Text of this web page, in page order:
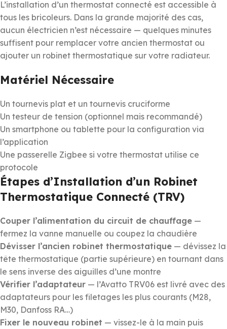
L’installation d’un thermostat connecté est accessible à
tous les bricoleurs. Dans la grande majorité des cas,
aucun électricien n’est nécessaire — quelques minutes
suffisent pour remplacer votre ancien thermostat ou
ajouter un robinet thermostatique sur votre radiateur.
Matériel Nécessaire
Un tournevis plat et un tournevis cruciforme
Un testeur de tension (optionnel mais recommandé)
Un smartphone ou tablette pour la configuration via
l’application
Une passerelle Zigbee si votre thermostat utilise ce
protocole
Étapes d’Installation d’un Robinet
Thermostatique Connecté (TRV)
Couper l’alimentation du circuit de chauffage —
fermez la vanne manuelle ou coupez la chaudière
Dévisser l’ancien robinet thermostatique — dévissez la
tête thermostatique (partie supérieure) en tournant dans
le sens inverse des aiguilles d’une montre
Vérifier l’adaptateur — l’Avatto TRV06 est livré avec des
adaptateurs pour les filetages les plus courants (M28,
M30, Danfoss RA…)
Fixer le nouveau robinet — vissez-le à la main puis